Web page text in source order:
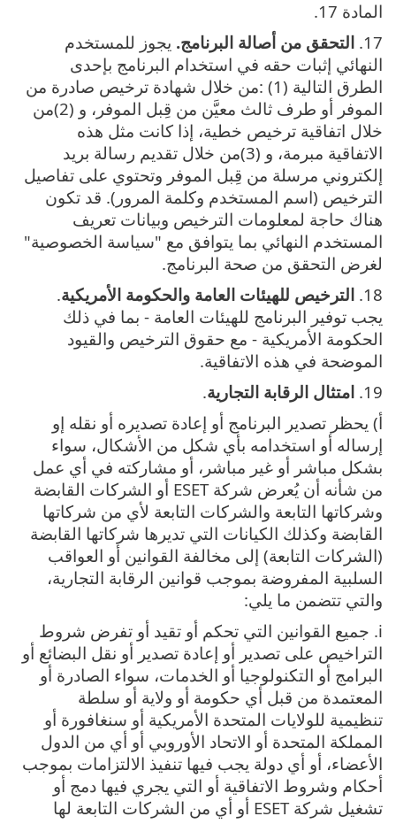
المادة 17.
17. التحقق من أصالة البرنامج‎.‎ يجوز للمستخدم
النهائي إثبات حقه في استخدام البرنامج بإحدى
الطرق التالية‎:‎ ‎(1) ‎من خلال شهادة ترخيص صادرة من
الموفر أو طرف ثالث معيَّن من قِبل الموفر، و‎(2) ‎من
خلال اتفاقية ترخيص خطية، إذا كانت مثل هذه
الاتفاقية مبرمة، و‎(3) ‎من خلال تقديم رسالة بريد
إلكتروني مرسلة من قِبل الموفر وتحتوي على تفاصيل
الترخيص ‎(‎اسم المستخدم وكلمة المرور‎). قد تكون
هناك حاجة لمعلومات الترخيص وبيانات تعريف
المستخدم النهائي بما يتوافق مع "سياسة الخصوصية"
لغرض التحقق من صحة البرنامج.
18. الترخيص للهيئات العامة والحكومة الأمريكية.
يجب توفير البرنامج للهيئات العامة - بما في ذلك
الحكومة الأمريكية - مع حقوق الترخيص والقيود
الموضحة في هذه الاتفاقية.
19. امتثال الرقابة التجارية.
أ) يحظر تصدير البرنامج أو إعادة تصديره أو نقله إو
إرساله أو استخدامه بأي شكل من الأشكال، سواء
بشكل مباشر أو غير مباشر، أو مشاركته في أي عمل
من شأنه أن يُعرض شركة ESET أو الشركات القابضة
وشركاتها التابعة والشركات التابعة لأي من شركاتها
القابضة وكذلك الكيانات التي تديرها شركاتها القابضة
(الشركات التابعة) إلى مخالفة القوانين أو العواقب
السلبية المفروضة بموجب قوانين الرقابة التجارية،
والتي تتضمن ما يلي:
i. جميع القوانين التي تحكم أو تقيد أو تفرض شروط
التراخيص على تصدير أو إعادة تصدير أو نقل البضائع أو
البرامج أو التكنولوجيا أو الخدمات، سواء الصادرة أو
المعتمدة من قبل أي حكومة أو ولاية أو سلطة
تنظيمية للولايات المتحدة الأمريكية أو سنغافورة أو
المملكة المتحدة أو الاتحاد الأوروبي أو أي من الدول
الأعضاء، أو أي دولة يجب فيها تنفيذ الالتزامات بموجب
أحكام وشروط الاتفاقية أو التي يجري فيها دمج أو
تشغيل شركة ESET أو أي من الشركات التابعة لها